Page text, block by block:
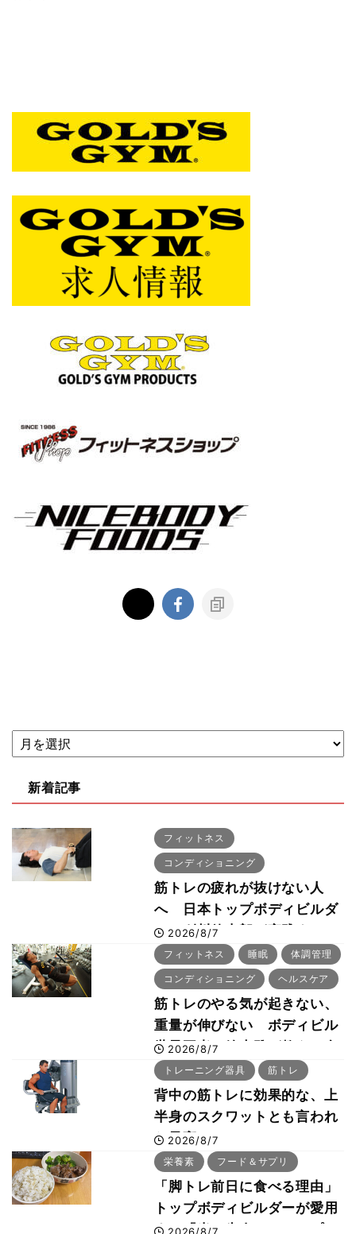
新着記事
フィットネス
コンディショニング
筋トレの疲れが抜けない人
へ 日本トップボディビルダ
ー・刈川啓志郎が実践する
「回復習慣」
2026/8/7
フィットネス 睡眠 体調管理
コンディショニング ヘルスケア
筋トレのやる気が起きない、
重量が伸びない ボディビル
世界王者・鈴木雅が教える食
事・睡眠・呼吸の整え方
2026/8/7
トレーニング器具 筋トレ
背中の筋トレに効果的な、上
半身のスクワットとも言われ
た最高マシン“ノーチラス・
プルオーバーマシン”とは？
2026/8/7
栄養素 フード＆サプリ
「脚トレ前日に食べる理由」
トップボディビルダーが愛用
する「米＋牛肉」のシンプル